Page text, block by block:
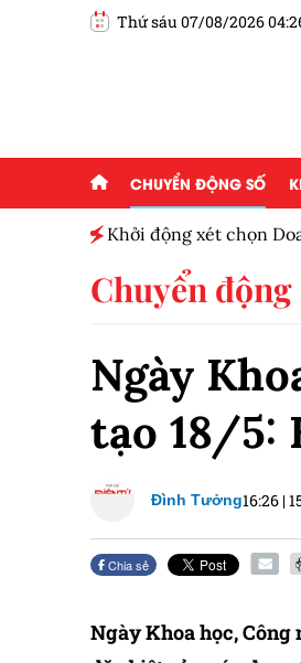
Thứ sáu 07/08/2026
CHUYỂN ĐỘNG SỐ
Khởi động xét chọn
Chuyển động
Ngày
tạo 18/5:
Đình Tưởng16:26 |
Chia sẻ
Ngày Khoa học,